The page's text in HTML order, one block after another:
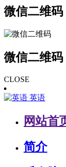
微信二维码
微信二维码
CLOSE
英语
网站首
简介